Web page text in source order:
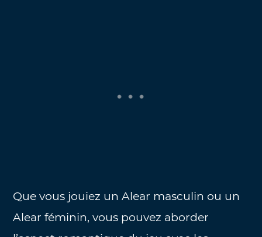
Que vous jouiez un Alear masculin ou un
Alear féminin, vous pouvez aborder